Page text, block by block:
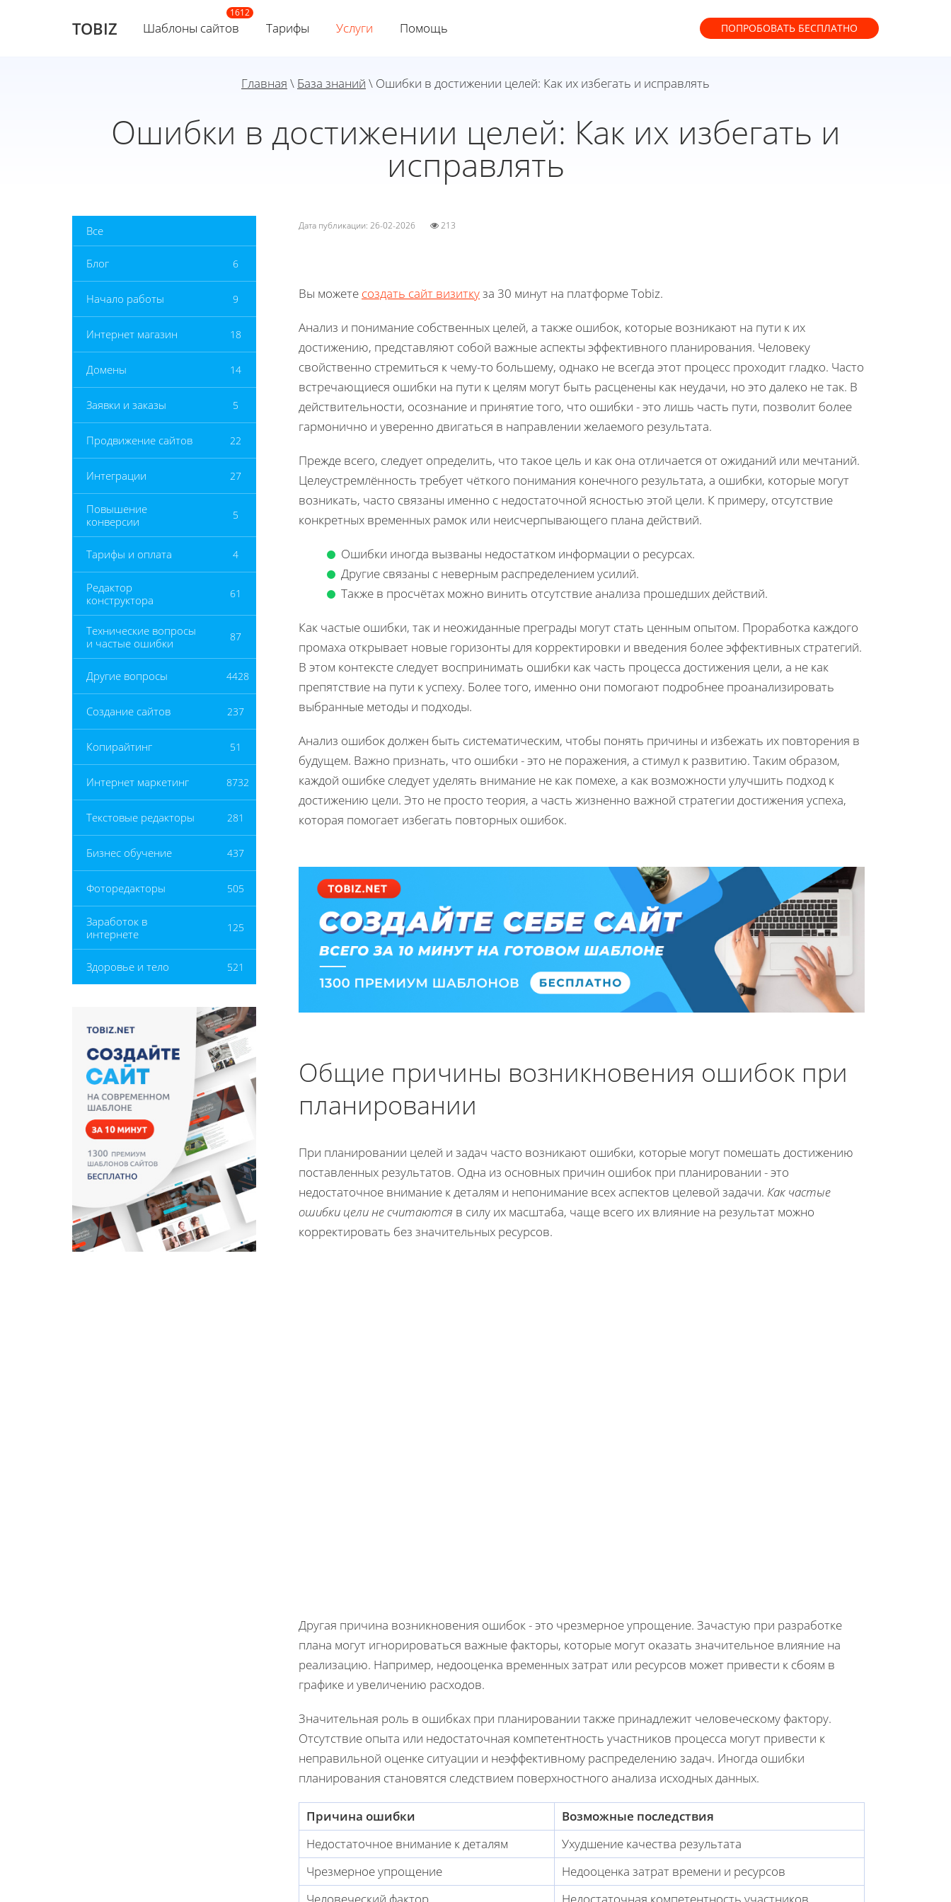
TOBIZ Шаблоны сайтов Тарифы Услуги Помощь ПОПРОБОВАТЬ БЕСПЛАТНО
Главная \ База знаний \ Ошибки в достижении целей: Как их избегать и исправлять
Ошибки в достижении целей: Как их избегать и
исправлять
Все
Блог 6
Начало работы 9
Интернет магазин 18
Домены 14
Заявки и заказы 5
Продвижение сайтов 22
Интеграции 27
Повышение
конверсии
5
Тарифы и оплата 4
Редактор
конструктора
61
Технические вопросы
и частые ошибки
87
Другие вопросы 4428
Создание сайтов 237
Копирайтинг 51
Интернет маркетинг 8732
Текстовые редакторы 281
Бизнес обучение 437
Фоторедакторы 505
Заработок в
интернете
125
Здоровье и тело 521
Дата публикации: 26-02-2026 213
Вы можете создать сайт визиткуза 30 минут на платформе Tobiz.
Анализ и понимание собственных целей, а также ошибок, которые возникают на пути к их
достижению, представляют собой важные аспекты эффективного планирования. Человеку
свойственно стремиться к чему-то большему, однако не всегда этот процесс проходит гладко. Часто
встречающиеся ошибки на пути к целям могут быть расценены как неудачи, но это далеко не так. В
действительности, осознание и принятие того, что ошибки - это лишь часть пути, позволит более
гармонично и уверенно двигаться в направлении желаемого результата.
Прежде всего, следует определить, что такое цель и как она отличается от ожиданий или мечтаний.
Целеустремлённость требует чёткого понимания конечного результата, а ошибки, которые могут
возникать, часто связаны именно с недостаточной ясностью этой цели. К примеру, отсутствие
конкретных временных рамок или неисчерпывающего плана действий.
Ошибки иногда вызваны недостатком информации о ресурсах.
Другие связаны с неверным распределением усилий.
Также в просчётах можно винить отсутствие анализа прошедших действий.
Как частые ошибки, так и неожиданные преграды могут стать ценным опытом. Проработка каждого
промаха открывает новые горизонты для корректировки и введения более эффективных стратегий.
В этом контексте следует воспринимать ошибки как часть процесса достижения цели, а не как
препятствие на пути к успеху. Более того, именно они помогают подробнее проанализировать
выбранные методы и подходы.
Анализ ошибок должен быть систематическим, чтобы понять причины и избежать их повторения в
будущем. Важно признать, что ошибки - это не поражения, а стимул к развитию. Таким образом,
каждой ошибке следует уделять внимание не как помехе, а как возможности улучшить подход к
достижению цели. Это не просто теория, а часть жизненно важной стратегии достижения успеха,
которая помогает избегать повторных ошибок.
Общие причины возникновения ошибок при
планировании
При планировании целей и задач часто возникают ошибки, которые могут помешать достижению
поставленных результатов. Одна из основных причин ошибок при планировании - это
недостаточное внимание к деталям и непонимание всех аспектов целевой задачи. Как частые
ошибки цели не считаются в силу их масштаба, чаще всего их влияние на результат можно
корректировать без значительных ресурсов.
Другая причина возникновения ошибок - это чрезмерное упрощение. Зачастую при разработке
плана могут игнорироваться важные факторы, которые могут оказать значительное влияние на
реализацию. Например, недооценка временных затрат или ресурсов может привести к сбоям в
графике и увеличению расходов.
Значительная роль в ошибках при планировании также принадлежит человеческому фактору.
Отсутствие опыта или недостаточная компетентность учаcтников процесса могут привести к
неправильной оценке ситуации и неэффективному распределению задач. Иногда ошибки
планирования становятся следствием поверхностного анализа исходных данных.
Причина ошибки
Возможные последствия
Недостаточное внимание к деталям
Ухудшение качества результата
Чрезмерное упрощение
Недооценка затрат времени и ресурсов
Человеческий фактор
Недостаточная компетентность участников